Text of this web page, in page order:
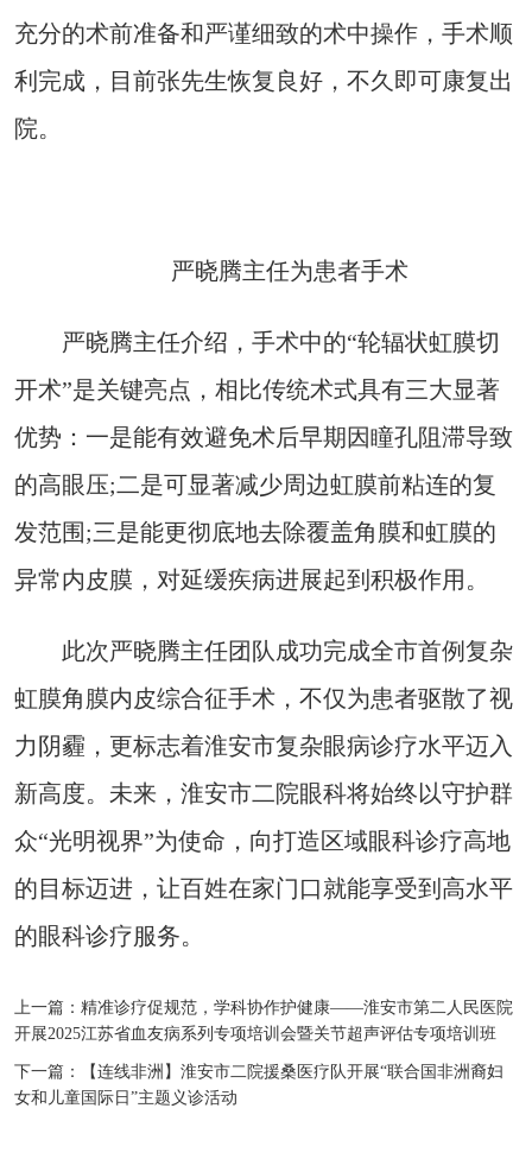
充分的术前准备和严谨细致的术中操作，手术顺
利完成，目前张先生恢复良好，不久即可康复出
院。
严晓腾主任为患者手术
严晓腾主任介绍，手术中的“轮辐状虹膜切
开术”是关键亮点，相比传统术式具有三大显著
优势：一是能有效避免术后早期因瞳孔阻滞导致
的高眼压;二是可显著减少周边虹膜前粘连的复
发范围;三是能更彻底地去除覆盖角膜和虹膜的
异常内皮膜，对延缓疾病进展起到积极作用。
此次严晓腾主任团队成功完成全市首例复杂
虹膜角膜内皮综合征手术，不仅为患者驱散了视
力阴霾，更标志着淮安市复杂眼病诊疗水平迈入
新高度。未来，淮安市二院眼科将始终以守护群
众“光明视界”为使命，向打造区域眼科诊疗高地
的目标迈进，让百姓在家门口就能享受到高水平
的眼科诊疗服务。
上一篇： 精准诊疗促规范，学科协作护健康——淮安市第二人民医院
开展2025江苏省血友病系列专项培训会暨关节超声评估专项培训班
下一篇：
【连线非洲】淮安市二院援桑医疗队开展“联合国非洲裔妇
女和儿童国际日”主题义诊活动